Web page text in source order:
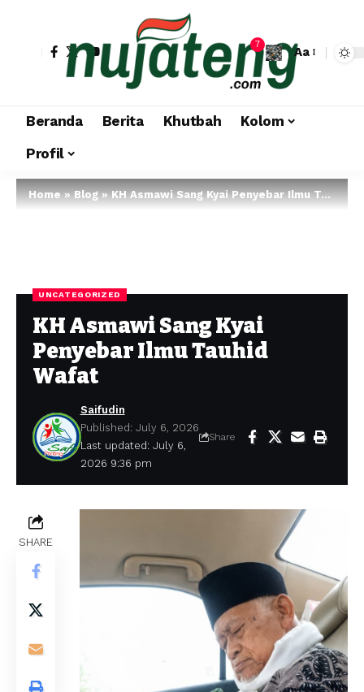
7
Aa
Beranda Berita Khutbah
Kolom
Profil
Home»Blog»KH Asmawi Sang Kyai Penyebar Ilmu Tauhid Wafat
UNCATEGORIZED
KH Asmawi Sang Kyai
Penyebar Ilmu Tauhid
Wafat
Last updated: July 6,
2026 9:36 pm
Saifudin
Published: July 6, 2026
Share
SHARE